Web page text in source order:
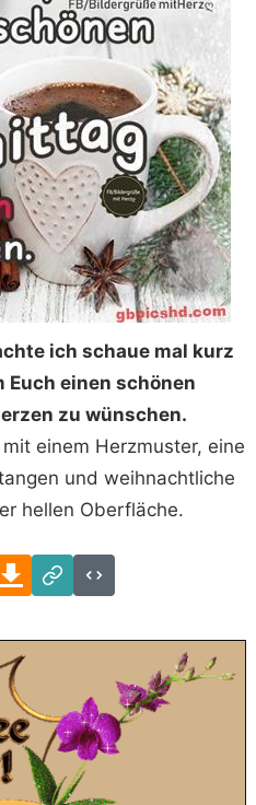
ich schaue mal kurz
Euch einen schönen
zu wünschen.
einem Herzmuster, eine
und weihnachtliche
hellen Oberfläche.
WhatsAppDownload
Link
Code